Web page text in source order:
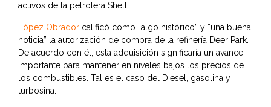
activos de la petrolera Shell.
López Obrador calificó como “algo histórico” y “una buena
noticia” la autorización de compra de la refinería Deer Park.
De acuerdo con él, esta adquisición significaría un avance
importante para mantener en niveles bajos los precios de
los combustibles. Tal es el caso del Diesel, gasolina y
turbosina.